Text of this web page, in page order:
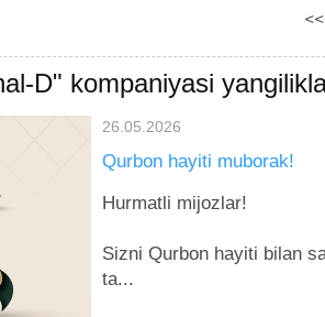
D" kompaniyasi
26.05.2026
Qurbon hayiti muborak!
Hurmatli mijozlar!
Sizni Qurbon hayiti bilan
ta...
Бронирование
зарегистрированного
При выборе Услуги
зарегистрированного
подтверждает, что понимает